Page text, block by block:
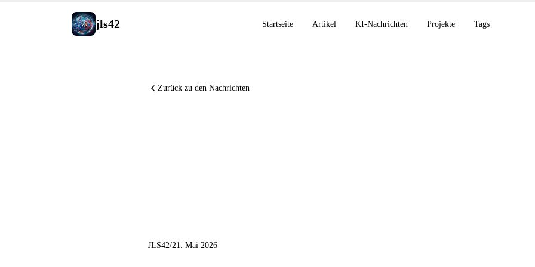
jls42 Startseite Artikel KI-Nachrichten Projekte Tags
Zurück zu den Nachrichten
JLS42/21. Mai 2026